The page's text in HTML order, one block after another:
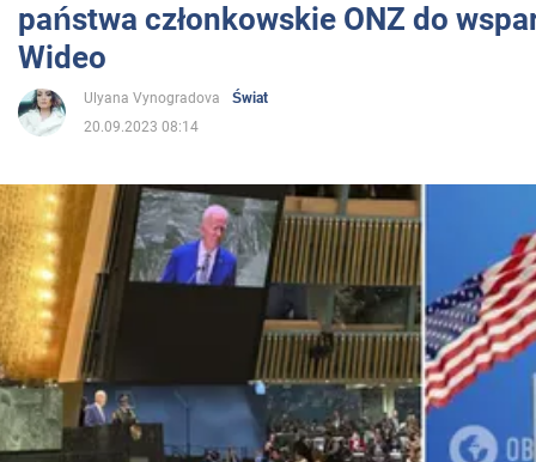
Rozrywka
Życie
Polityka
Społeczeństwo
Wojna na Ukrainie
Świat
państwa członkowskie ONZ do
Wideo
Ulyana Vynogradova
Świat
20.09.2023 08:14